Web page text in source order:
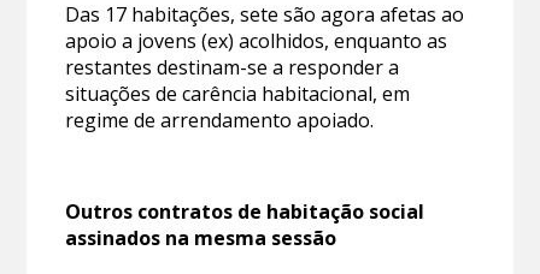
Das 17 habitações, sete são agora afetas ao
apoio a jovens (ex) acolhidos, enquanto as
restantes destinam-se a responder a
situações de carência habitacional, em
regime de arrendamento apoiado.
Outros contratos de habitação social
assinados na mesma sessão